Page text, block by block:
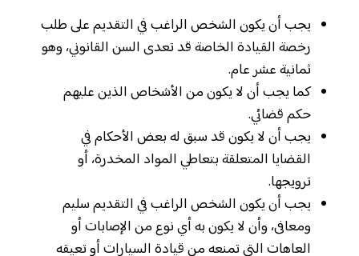
يجب أن يكون الشخص الراغب في التقديم على طلب
رخصة القيادة الخاصة قد تعدى السن القانوني، وهو
ثمانية عشر عام.
كما يجب أن لا يكون من الأشخاص الذين عليهم
حكم قضائي.
يجب أن لا يكون قد سبق له بعض الأحكام في
القضايا المتعلقة بتعاطي المواد المخدرة، أو
ترويجها.
يجب أن يكون الشخص الراغب في التقديم سليم
ومعافى، وأن لا يكون به أي نوع من الإصابات أو
العاهات التي تمنعه من قيادة السيارات أو تعيقه